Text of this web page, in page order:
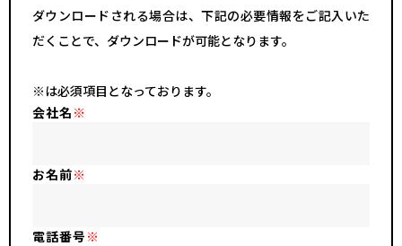
ダウンロードされる場合は、下記の必要情報をご記入いた
だくことで、ダウンロードが可能となります。
※は必須項目となっております。
会社名 ※
お名前※
電話番号 ※